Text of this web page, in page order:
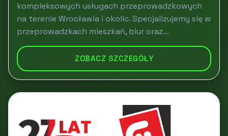
kompleksowych usługach przeprowadzkowych
na terenie Wrocławia i okolic. Specjalizujemy się w
przeprowadzkach mieszkań, biur oraz...
ZOBACZ SZCZEGÓŁY